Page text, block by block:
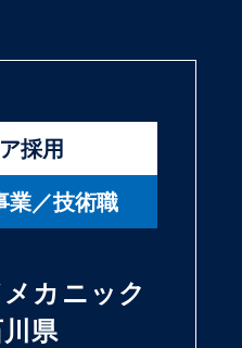
採用
業／技術職
カニック
県